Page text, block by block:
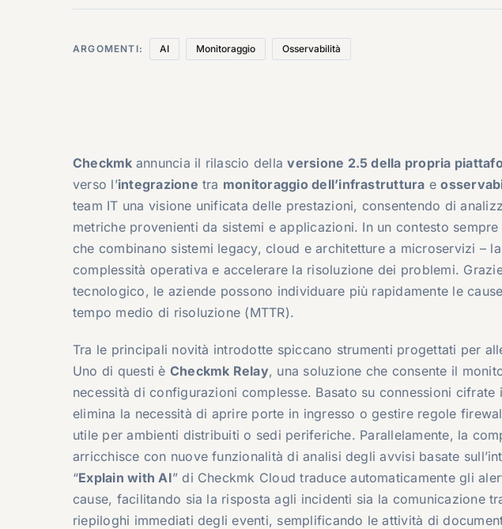
ARGOMENTI: AI Monitoraggio Osservabilità
Checkmk annuncia il rilascio dellaversione 2.5 della propria
verso l’integrazione tra monitoraggio dell’infrastruttura e
team IT una visione unificata delle prestazioni, consentendo di
metriche provenienti da sistemi e applicazioni. In un contesto
che combinano sistemi legacy, cloud e architetture a microservizi –
complessità operativa e accelerare la risoluzione dei problemi.
tecnologico, le aziende possono individuare più rapidamente le
tempo medio di risoluzione (MTTR).
Tra le principali novità introdotte spiccano strumenti progettati per
Uno di questi è Checkmk Relay, una soluzione che consente il
necessità di configurazioni complesse. Basato su connessioni cifrate
elimina la necessità di aprire porte in ingresso o gestire regole
utile per ambienti distribuiti o sedi periferiche. Parallelamente, la
arricchisce con nuove funzionalità di analisi degli avvisi basate
“Explain with AI” di Checkmk Cloud traduce automaticamente gli
cause, facilitando sia la risposta agli incidenti sia la comunicazione
riepiloghi immediati degli eventi, semplificando le attività di